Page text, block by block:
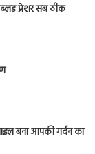
प्रेशर सब ठीक
बना आपकी गर्दन का